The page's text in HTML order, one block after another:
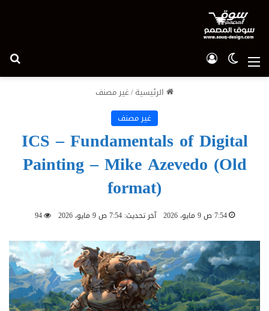
القائمة الوضع المظلم
الرئيسية/غير مصنف
غير مصنف
ICS – Fundamentals of Digital
Painting – Mike Azevedo (Old
format)
7:54 ص 9 مايو، 2026 آخر تحديث: 7:54 ص 9 مايو، 2026 94